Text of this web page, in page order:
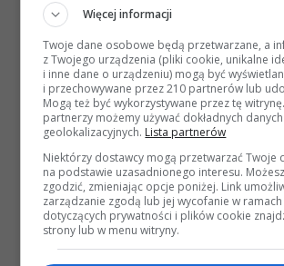
Więcej informacji
Twoje dane osobowe będą przetwarzane, a
z Twojego urządzenia (pliki cookie, unikalne
i inne dane o urządzeniu) mogą być
i przechowywane przez 210 partnerów lub
Mogą też być wykorzystywane przez tę
partnerzy możemy używać dokładnych danych
geolokalizacyjnych. Lista partnerów
Niektórzy dostawcy mogą przetwarzać Twoje
na podstawie uzasadnionego interesu.
zgodzić, zmieniając opcje poniżej. Link
zarządzanie zgodą lub jej wycofanie w
dotyczących prywatności i plików cookie
strony lub w menu witryny.